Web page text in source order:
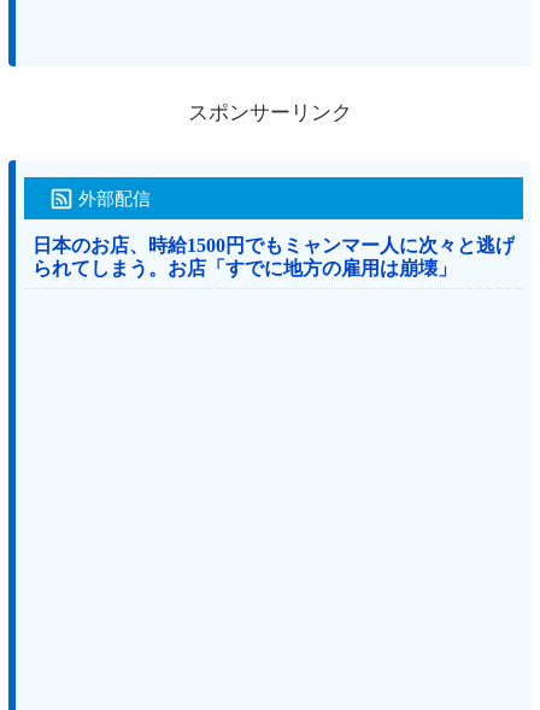
スポンサーリンク
外部配信
日本のお店、時給1500円でもミャンマー人に次々と逃げ
られてしまう。お店「すでに地方の雇用は崩壊」